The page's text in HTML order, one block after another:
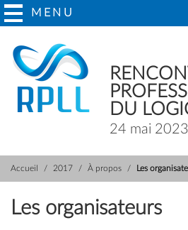
MENU
DU
24 mai
Accueil 2017 À propos Les
Les organisateurs